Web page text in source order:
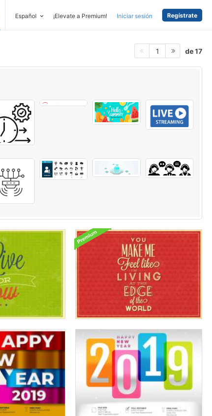
Español ¡Elevate a Premium! Iniciar sesión Regístrate
1 de 17